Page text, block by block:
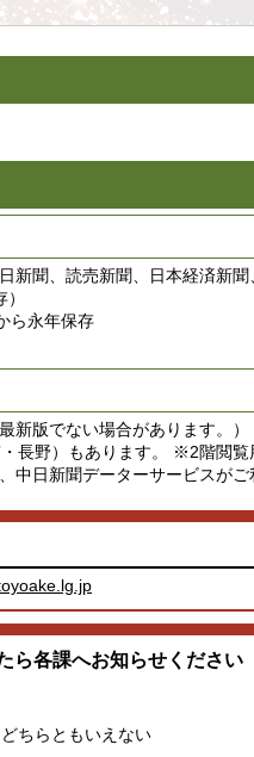
新聞、読売新聞、日本経済新聞
ら永年保存
新版でない場合があります。）
長野）もあります。
※2階閲覧
中日新聞データーサービスがご
ら各課へお知らせください
どちらともいえない